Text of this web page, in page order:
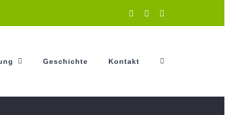
InstagramFacebook
Geschichte Kontakt